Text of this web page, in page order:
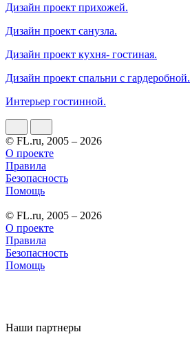
Дизайн проект прихожей.
Дизайн проект санузла.
Дизайн проект кухня- гостиная.
Дизайн проект спальни с гардеробной.
Интерьер гостинной.
© FL.ru, 2005 – 2026
О проекте
Правила
Безопасность
Помощь
© FL.ru, 2005 – 2026
О проекте
Правила
Безопасность
Помощь
Наши партнеры